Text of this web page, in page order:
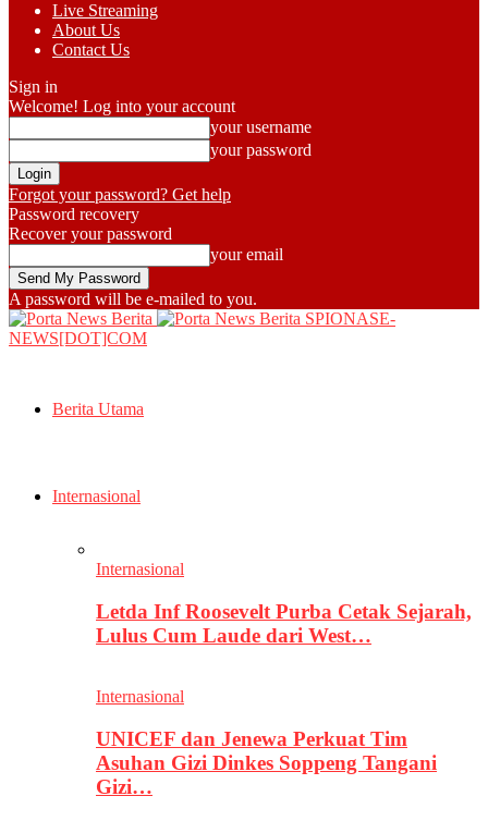
Live Streaming
About Us
Contact Us
Sign in
Welcome! Log into your account
your username
your password
Forgot your password? Get help
Password recovery
Recover your password
your email
A password will be e-mailed to you.
SPIONASE-
NEWS[DOT]COM
Berita Utama
Internasional
Internasional
Letda Inf Roosevelt Purba Cetak Sejarah,
Lulus Cum Laude dari West…
Internasional
UNICEF dan Jenewa Perkuat Tim
Asuhan Gizi Dinkes Soppeng Tangani
Gizi…